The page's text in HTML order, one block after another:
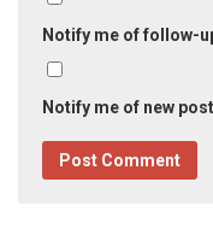
Notify me of follow-
Notify me of new